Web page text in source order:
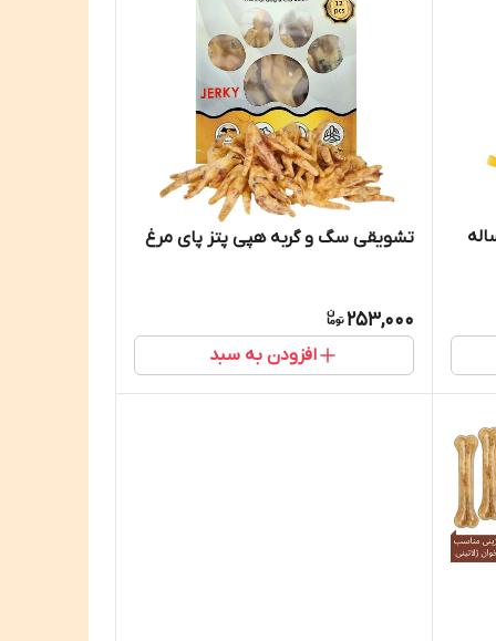
تشویقی سگ و گربه هپی پتز پای مرغ
253,000
افزودن به سبد